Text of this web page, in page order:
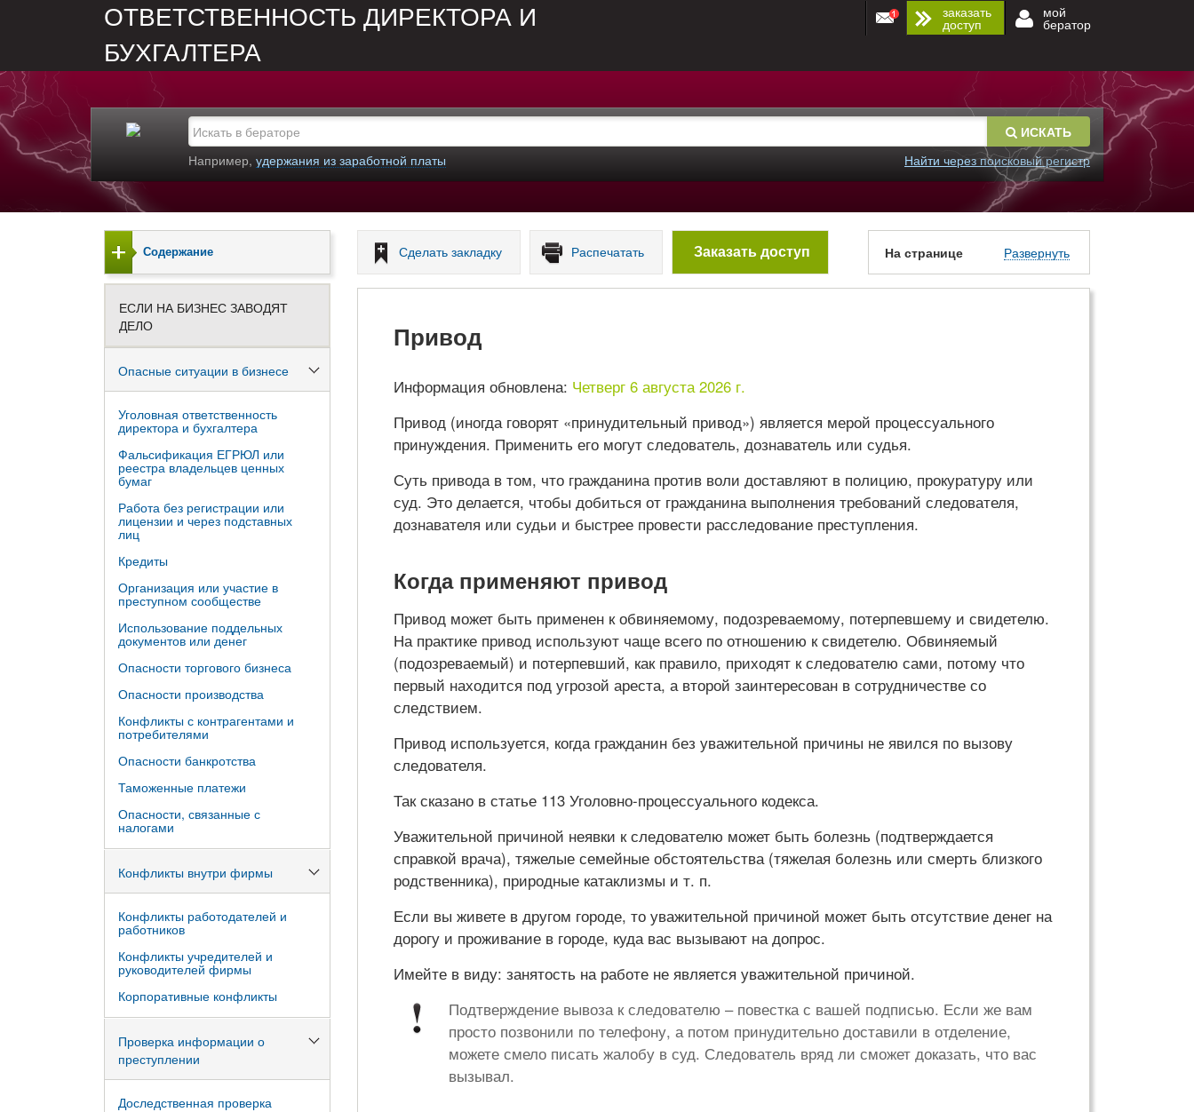
ОТВЕТСТВЕННОСТЬ ДИРЕКТОРА И
БУХГАЛТЕРА
заказать
доступ
мой
бератор
ИСКАТЬ
Например, удержания из заработной платы Найти через поисковый регистр
На странице Развернуть
Сделать закладку Распечатать Заказать доступ
Привод
Информация обновлена: Четверг 6 августа 2026 г.
Привод (иногда говорят «принудительный привод») является мерой процессуального
принуждения. Применить его могут следователь, дознаватель или судья.
Суть привода в том, что гражданина против воли доставляют в полицию, прокуратуру или
суд. Это делается, чтобы добиться от гражданина выполнения требований следователя,
дознавателя или судьи и быстрее провести расследование преступления.
Когда применяют привод
Привод может быть применен к обвиняемому, подозреваемому, потерпевшему и свидетелю.
На практике привод используют чаще всего по отношению к свидетелю. Обвиняемый
(подозреваемый) и потерпевший, как правило, приходят к следователю сами, потому что
первый находится под угрозой ареста, а второй заинтересован в сотрудничестве со
следствием.
Привод используется, когда гражданин без уважительной причины не явился по вызову
следователя.
Так сказано в статье 113 Уголовно-процессуального кодекса.
Уважительной причиной неявки к следователю может быть болезнь (подтверждается
справкой врача), тяжелые семейные обстоятельства (тяжелая болезнь или смерть близкого
родственника), природные катаклизмы и т. п.
Если вы живете в другом городе, то уважительной причиной может быть отсутствие денег на
дорогу и проживание в городе, куда вас вызывают на допрос.
Имейте в виду: занятость на работе не является уважительной причиной.
Подтверждение вывоза к следователю – повестка с вашей подписью. Если же вам
просто позвонили по телефону, а потом принудительно доставили в отделение,
можете смело писать жалобу в суд. Следователь вряд ли сможет доказать, что вас
вызывал.
Содержание
ЕСЛИ НА БИЗНЕС ЗАВОДЯТ
ДЕЛО
Опасные ситуации в бизнесе
Уголовная ответственность
директора и бухгалтера
Фальсификация ЕГРЮЛ или
реестра владельцев ценных
бумаг
Работа без регистрации или
лицензии и через подставных
лиц
Кредиты
Организация или участие в
преступном сообществе
Использование поддельных
документов или денег
Опасности торгового бизнеса
Опасности производства
Конфликты с контрагентами и
потребителями
Опасности банкротства
Таможенные платежи
Опасности, связанные с
налогами
Конфликты внутри фирмы
Конфликты работодателей и
работников
Конфликты учредителей и
руководителей фирмы
Корпоративные конфликты
Проверка информации о
преступлении
Доследственная проверка